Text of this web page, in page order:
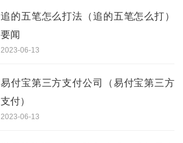
追的五笔怎么打法（追的五笔怎么打）
要闻
2023-06-13
易付宝第三方支付公司（易付宝第三方
支付）
2023-06-13